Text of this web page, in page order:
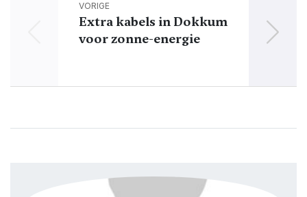
VORIGE
Extra kabels in Dokkum
voor zonne-energie